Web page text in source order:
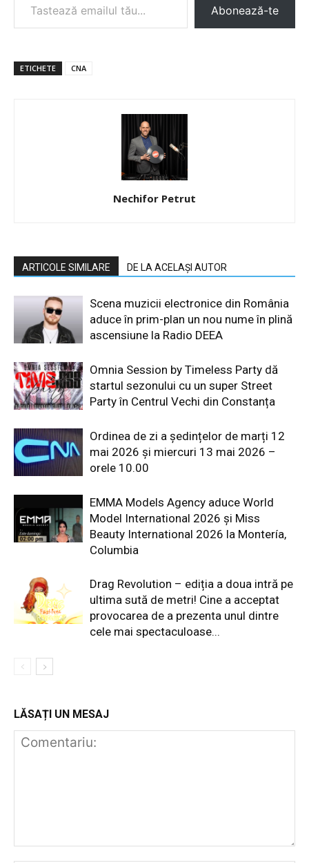
Abonează-te
ETICHETE CNA
Nechifor Petrut
ARTICOLE SIMILARE DE LA ACELAȘI AUTOR
Scena muzicii electronice din România
aduce în prim-plan un nou nume în plină
ascensiune la Radio DEEA
Omnia Session by Timeless Party dă
startul sezonului cu un super Street
Party în Centrul Vechi din Constanța
Ordinea de zi a ședințelor de marți 12
mai 2026 și miercuri 13 mai 2026 –
orele 10.00
EMMA Models Agency aduce World
Model International 2026 și Miss
Beauty International 2026 la Montería,
Columbia
Drag Revolution – ediția a doua intră pe
ultima sută de metri! Cine a acceptat
provocarea de a prezenta unul dintre
cele mai spectaculoase...
LĂSAȚI UN MESAJ